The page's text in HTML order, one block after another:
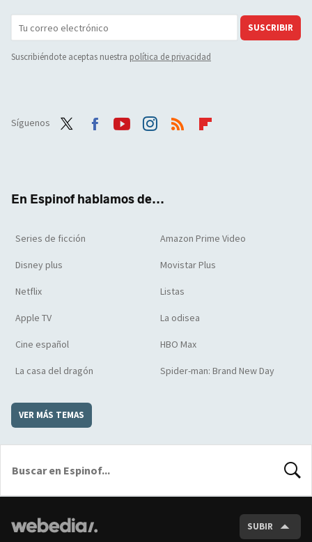
SUSCRIBIR
Suscribiéndote aceptas nuestra política de privacidad
Síguenos
En Espinof hablamos de...
Series de ficción Amazon Prime Video
Disney plus Movistar Plus
Netflix Listas
Apple TV La odisea
Cine español HBO Max
La casa del dragón Spider-man: Brand New Day
VER MÁS TEMAS
SUBIR